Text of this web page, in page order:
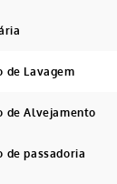
de Lavagem
de Alvejamento
de passadoria